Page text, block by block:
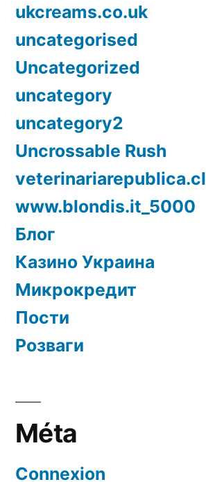
ukcreams.co.uk
uncategorised
Uncategorized
uncategory
uncategory2
Uncrossable Rush
veterinariarepublica.cl
www.blondis.it_5000
Блог
Казино Украина
Микрокредит
Пости
Розваги
Méta
Connexion